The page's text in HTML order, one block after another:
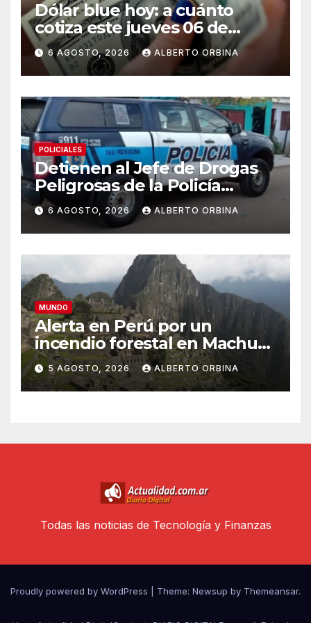
Dólar blue hoy: a cuánto
cotiza este jueves 06 de
agosto
6 AGOSTO, 2026 ALBERTO ORBINA
POLICIALES
Detienen al Jefe de Drogas
Peligrosas de la Policía
Federal en Córdoba: enfrenta
varios cargos
6 AGOSTO, 2026 ALBERTO ORBINA
MUNDO
Alerta en Perú por un
incendio forestal en Machu
Picchu que afecta el servicio
de trenes hacia el santuario
5 AGOSTO, 2026 ALBERTO ORBINA
Todas las noticias de Tecnología y Finanzas
Proudly powered by WordPress Theme: Newsup by Themeansar.